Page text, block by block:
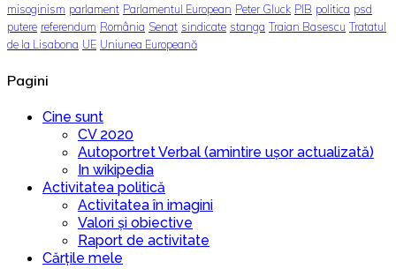
misoginism parlament Parlamentul European Peter Gluck PIB politica psd
putere referendum România Senat sindicate stanga Traian Basescu Tratatul
de la Lisabona UE Uniunea Europeană
Pagini
Cine sunt
CV 2020
Autoportret Verbal (amintire ușor actualizată)
In wikipedia
Activitatea politică
Activitatea în imagini
Valori și obiective
Raport de activitate
Cărțile mele